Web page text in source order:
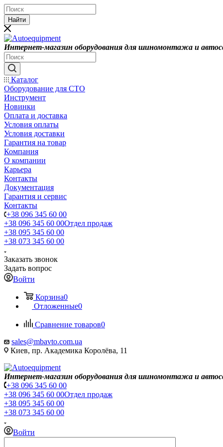
Найти
Интернет-магазин оборудования для шиномонтажа и
Каталог
Оборудование для СТО
Инструмент
Новинки
Оплата и доставка
Условия оплаты
Условия доставки
Гарантия на товар
Компания
О компании
Карьера
Контакты
Документация
Гарантия и сервис
Контакты
+38 096 345 60 00
+38 096 345 60 00Отдел продаж
+38 095 345 60 00
+38 073 345 60 00
Заказать звонок
Задать вопрос
Войти
Корзина0
Отложенные0
Сравнение товаров0
sales@mbavto.com.ua
Киев, пр. Академика Королёва, 11
Интернет-магазин оборудования для шиномонтажа и
+38 096 345 60 00
+38 096 345 60 00Отдел продаж
+38 095 345 60 00
+38 073 345 60 00
Войти